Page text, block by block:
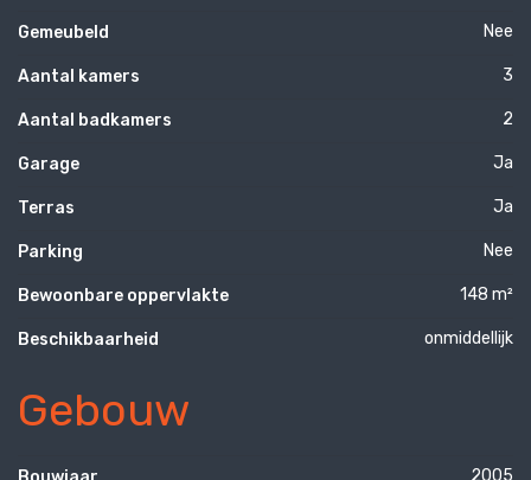
Gemeubeld Nee
Aantal kamers 3
Aantal badkamers 2
Garage Ja
Terras Ja
Parking Nee
Bewoonbare oppervlakte 148 m²
Beschikbaarheid onmiddellijk
Gebouw